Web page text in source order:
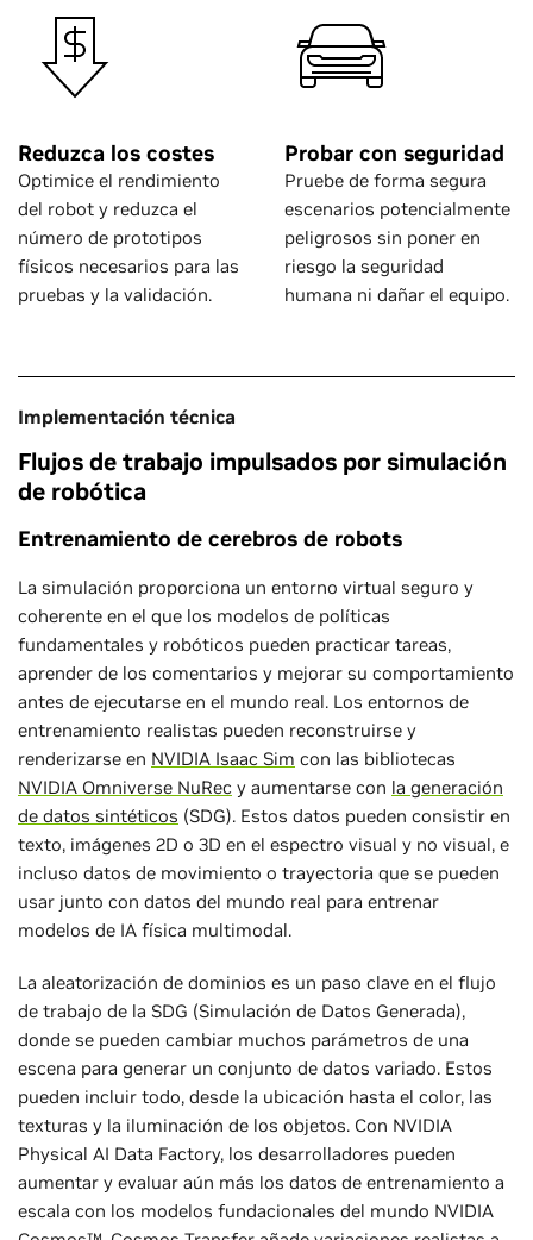
Reduzca los costes
Optimice el rendimiento
del robot y reduzca el
número de prototipos
físicos necesarios para las
pruebas y la validación.
Probar con seguridad
Pruebe de forma segura
escenarios potencialmente
peligrosos sin poner en
riesgo la seguridad
humana ni dañar el equipo.
Implementación técnica
Flujos de trabajo impulsados por simulación
de robótica
Entrenamiento de cerebros de robots
La simulación proporciona un entorno virtual seguro y
coherente en el que los modelos de políticas
fundamentales y robóticos pueden practicar tareas,
aprender de los comentarios y mejorar su comportamiento
antes de ejecutarse en el mundo real. Los entornos de
entrenamiento realistas pueden reconstruirse y
renderizarse en NVIDIA Isaac Sim con las bibliotecas
NVIDIA Omniverse NuRec y aumentarse con la generación
de datos sintéticos (SDG). Estos datos pueden consistir en
texto, imágenes 2D o 3D en el espectro visual y no visual, e
incluso datos de movimiento o trayectoria que se pueden
usar junto con datos del mundo real para entrenar
modelos de IA física multimodal.
La aleatorización de dominios es un paso clave en el flujo
de trabajo de la SDG (Simulación de Datos Generada),
donde se pueden cambiar muchos parámetros de una
escena para generar un conjunto de datos variado. Estos
pueden incluir todo, desde la ubicación hasta el color, las
texturas y la iluminación de los objetos. Con NVIDIA
Physical AI Data Factory, los desarrolladores pueden
aumentar y evaluar aún más los datos de entrenamiento a
escala con los modelos fundacionales del mundo NVIDIA